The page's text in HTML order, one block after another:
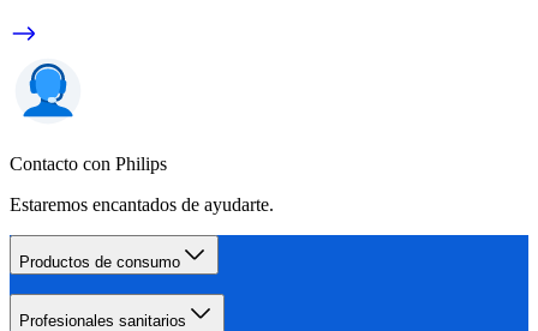
Contacto con Philips
Estaremos encantados de ayudarte.
Productos de consumo
Profesionales sanitarios